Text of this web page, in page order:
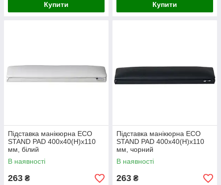
Купити Купити
Підставка манікюрна ECO
STAND PAD 400х40(Н)х110
мм, білий
В наявності
263 ₴
Підставка манікюрна ECO
STAND PAD 400х40(Н)х110
мм, чорний
В наявності
263 ₴